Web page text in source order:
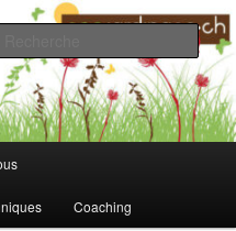
Coaching